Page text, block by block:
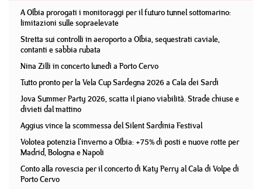
A Olbia prorogati i monitoraggi per il futuro tunnel sottomarino:
limitazioni sulle sopraelevate
Stretta sui controlli in aeroporto a Olbia, sequestrati caviale,
contanti e sabbia rubata
Nina Zilli in concerto lunedì a Porto Cervo
Tutto pronto per la Vela Cup Sardegna 2026 a Cala dei Sardi
Jova Summer Party 2026, scatta il piano viabilità. Strade chiuse e
divieti dal mattino
Aggius vince la scommessa del Silent Sardinia Festival
Volotea potenzia l'inverno a Olbia: +75% di posti e nuove rotte per
Madrid, Bologna e Napoli
Conto alla rovescia per il concerto di Katy Perry al Cala di Volpe di
Porto Cervo